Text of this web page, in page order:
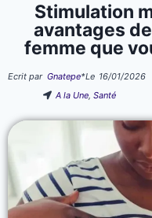
Stimulation
avantages
femme que
Ecrit par Gnatepe*Le 16/01/2026
A la Une,Santé